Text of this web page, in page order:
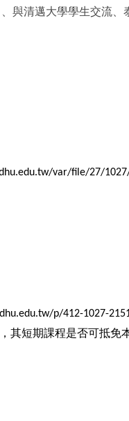
與清邁大學學生交流、
var/file/27/
p/412-1027-
其短期課程是否可抵